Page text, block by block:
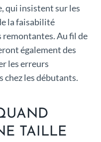
qui insistent sur les
la faisabilité
remontantes. Au fil de
également des
les erreurs
chez les débutants.
TAILLE